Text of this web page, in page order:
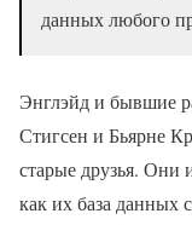
данных любого
Энглэйд и бывшие
Стигсен и Бьярне
старые друзья. Они
как их база данных